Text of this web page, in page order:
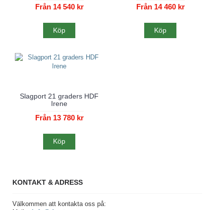
Från 14 540 kr
Köp
Från 14 460 kr
Köp
Slagport 21 graders HDF
Irene
Från 13 780 kr
Köp
KONTAKT & ADRESS
Välkommen att kontakta oss på: